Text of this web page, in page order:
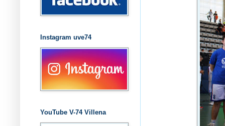
Instagram uve74
YouTube V-74 Villena